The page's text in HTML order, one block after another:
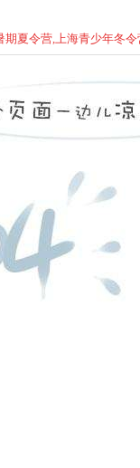
期夏令营,上海青少年冬令